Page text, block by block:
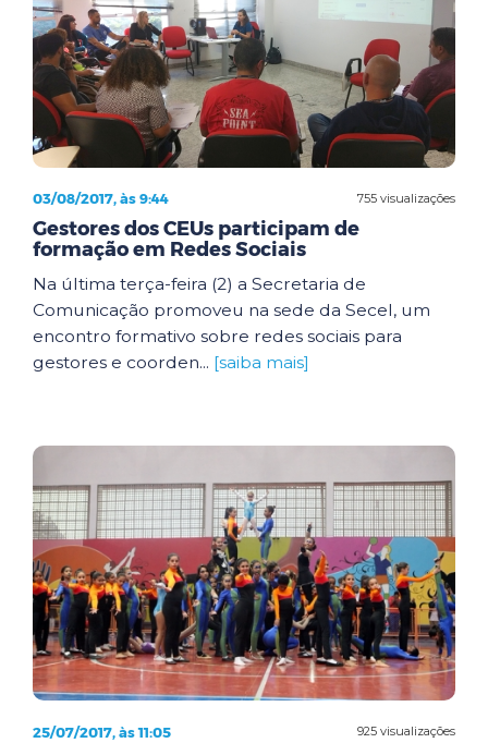
755 visualizações
03/08/2017, às 9:44
Gestores dos CEUs participam de
formação em Redes Sociais
Na última terça-feira (2) a Secretaria de
Comunicação promoveu na sede da Secel, um
encontro formativo sobre redes sociais para
gestores e coorden... [saiba mais]
925 visualizações
25/07/2017, às 11:05